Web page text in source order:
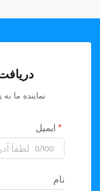
نماینده ما
ایمیل
0/100
نام